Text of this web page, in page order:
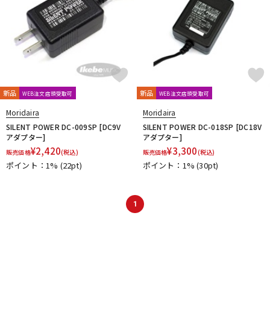
キーボード 電子ピアノ
アンプ エフェクター
DJ機器 DTM
新品 WEB注文店頭受取可
Moridaira
SILENT POWER DC-009SP [DC9V
アダプター]
販売価格¥2,420(税込)
ポイント：1% (22pt)
新品 WEB注文店頭受取可
Moridaira
SILENT POWER DC-018SP [DC18V
アダプター]
販売価格¥3,300(税込)
ポイント：1%(30pt)
1